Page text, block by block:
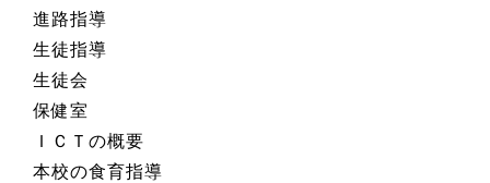
進路指導
生徒指導
生徒会
保健室
ＩＣＴの概要
本校の食育指導